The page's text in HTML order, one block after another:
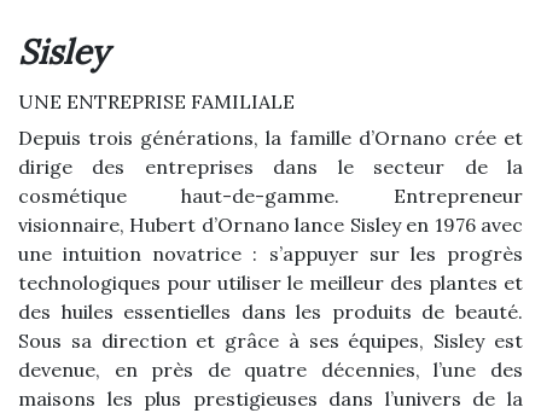
Sisley
UNE ENTREPRISE FAMILIALE
Depuis trois générations, la famille d’Ornano crée et
dirige des entreprises dans le secteur de la
cosmétique haut-de-gamme. Entrepreneur
visionnaire, Hubert d’Ornano lance Sisley en 1976 avec
une intuition novatrice : s’appuyer sur les progrès
technologiques pour utiliser le meilleur des plantes et
des huiles essentielles dans les produits de beauté.
Sous sa direction et grâce à ses équipes, Sisley est
devenue, en près de quatre décennies, l’une des
maisons les plus prestigieuses dans l’univers de la